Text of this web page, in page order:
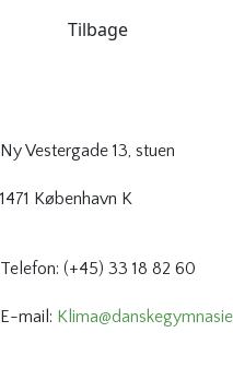
Tilbage
Ny Vestergade 13, stuen
1471 København K
Telefon: (+45) 33 18 82 60
E-mail: